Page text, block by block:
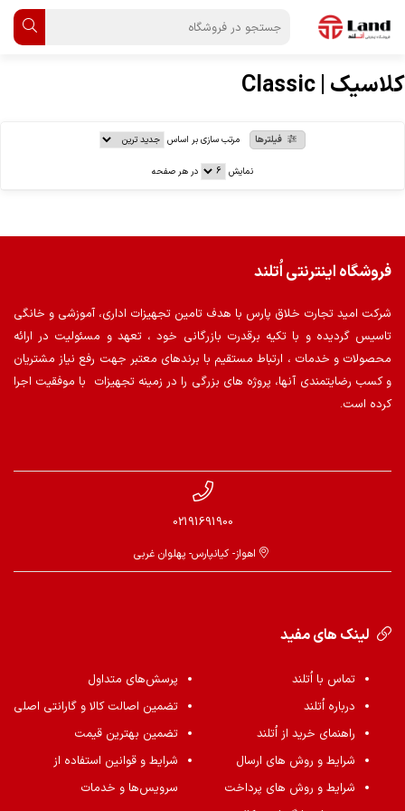
کلاسیک | Classic
فیلترها مرتب سازی بر اساس
نمایش در هر صفحه
فروشگاه اینترنتی اُتلند
شرکت امید تجارت خلاق پارس با هدف تامین تجهیزات اداری، آموزشی و خانگی
تاسیس گردیده و با تکیه برقدرت بازرگانی خود ، تعهد و مسئولیت در ارائه
محصولات و خدمات ، ارتباط مستقیم با برندهای معتبر جهت رفع نیاز مشتریان
و کسب رضایتمندی آنها، پروژه های بزرگی را در زمینه تجهیزات با موفقیت اجرا
کرده است.
02191691900
اهواز- کیانپارس- پهلوان غربی
لینک های مفید
تماس با اُتلند
درباره اُتلند
راهنمای خرید از اُتلند
شرایط و روش های ارسال
شرایط و روش های پرداخت
پرسش‌های متداول
تضمین اصالت کالا و گارانتی اصلی
تضمین بهترین قیمت
شرایط و قوانین استفاده از
سرویس‌ها و خدمات